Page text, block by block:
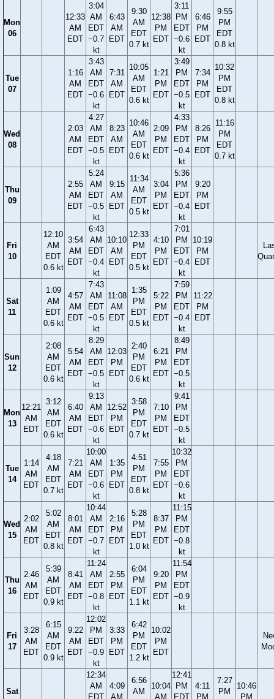
Mon
06
12:33
AM
EDT
3:04
AM
EDT
−0.7
kt
6:43
AM
EDT
9:30
AM
EDT
0.7 kt
12:38
PM
EDT
3:11
PM
EDT
−0.6
kt
6:46
PM
EDT
9:55
PM
EDT
0.8 kt
Tue
07
1:16
AM
EDT
3:43
AM
EDT
−0.6
kt
7:31
AM
EDT
10:05
AM
EDT
0.6 kt
1:21
PM
EDT
3:49
PM
EDT
−0.5
kt
7:34
PM
EDT
10:32
PM
EDT
0.8 kt
Wed
08
2:03
AM
EDT
4:27
AM
EDT
−0.5
kt
8:23
AM
EDT
10:46
AM
EDT
0.6 kt
2:09
PM
EDT
4:33
PM
EDT
−0.4
kt
8:26
PM
EDT
11:16
PM
EDT
0.7 kt
Thu
09
2:55
AM
EDT
5:24
AM
EDT
−0.5
kt
9:15
AM
EDT
11:34
AM
EDT
0.5 kt
3:04
PM
EDT
5:36
PM
EDT
−0.4
kt
9:20
PM
EDT
Fri
10
12:10
AM
EDT
0.6 kt
3:54
AM
EDT
6:43
AM
EDT
−0.4
kt
10:10
AM
EDT
12:33
PM
EDT
0.5 kt
4:10
PM
EDT
7:01
PM
EDT
−0.4
kt
10:19
PM
EDT
Sat
11
1:09
AM
EDT
0.6 kt
4:57
AM
EDT
7:43
AM
EDT
−0.5
kt
11:08
AM
EDT
1:35
PM
EDT
0.5 kt
5:22
PM
EDT
7:59
PM
EDT
−0.4
kt
11:22
PM
EDT
Sun
12
2:08
AM
EDT
0.6 kt
5:54
AM
EDT
8:29
AM
EDT
−0.5
kt
12:03
PM
EDT
2:40
PM
EDT
0.6 kt
6:21
PM
EDT
8:49
PM
EDT
−0.5
kt
Mon
13
12:21
AM
EDT
3:12
AM
EDT
0.6 kt
6:40
AM
EDT
9:13
AM
EDT
−0.6
kt
12:52
PM
EDT
3:58
PM
EDT
0.7 kt
7:10
PM
EDT
9:41
PM
EDT
−0.5
kt
Tue
14
1:14
AM
EDT
4:18
AM
EDT
0.7 kt
7:21
AM
EDT
10:00
AM
EDT
−0.6
kt
1:35
PM
EDT
4:51
PM
EDT
0.8 kt
7:55
PM
EDT
10:32
PM
EDT
−0.6
kt
Wed
15
2:02
AM
EDT
5:02
AM
EDT
0.8 kt
8:01
AM
EDT
10:44
AM
EDT
−0.7
kt
2:16
PM
EDT
5:28
PM
EDT
1.0 kt
8:37
PM
EDT
11:15
PM
EDT
−0.8
kt
Thu
16
2:46
AM
EDT
5:39
AM
EDT
0.9 kt
8:41
AM
EDT
11:24
AM
EDT
−0.8
kt
2:55
PM
EDT
6:04
PM
EDT
1.1 kt
9:20
PM
EDT
11:54
PM
EDT
−0.9
kt
Fri
17
3:28
AM
EDT
6:15
AM
EDT
0.9 kt
9:22
AM
EDT
12:02
PM
EDT
−0.9
kt
3:33
PM
EDT
6:42
PM
EDT
1.2 kt
10:02
PM
EDT
Sat
12:34
AM
EDT
4:09
AM
6:56
AM
10:04
AM
12:41
PM
EDT
4:11
PM
7:27
PM
10:46
PM